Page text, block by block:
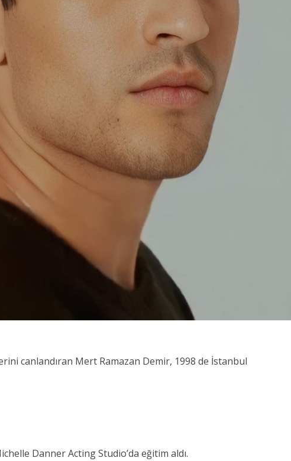
canlandıran Mert Ramazan Demir, 1998 de İstanbul
Danner Acting Studio’da eğitim aldı.